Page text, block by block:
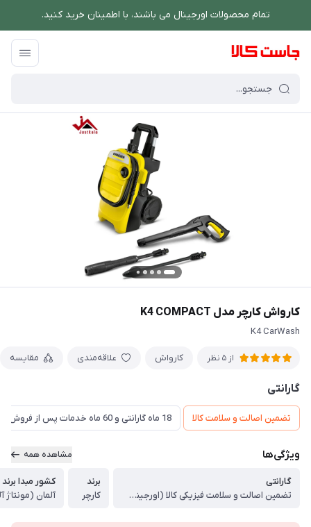
تمام محصولات اورجینال می باشند، با اطمینان خرید کنید.
فروشگاه اینترنتی جاست کالا
کارواش کارچر مدل K4 COMPACT
K4 CarWash
از 5 نظر کارواش علاقه‌مندی مقایسه
گارانتی
تضمین اصالت و سلامت کالا 18 ماه گارانتی و 60 ماه خدمات پس از فروش و ضمانت تعویض
ویژگی‌ها مشاهده همه
گارانتی
تضمین اصالت و سلامت فیزیکی کالا (اورجینال)
برند
کارچر
کشور مبدا برند
آلمان (مونتاژ